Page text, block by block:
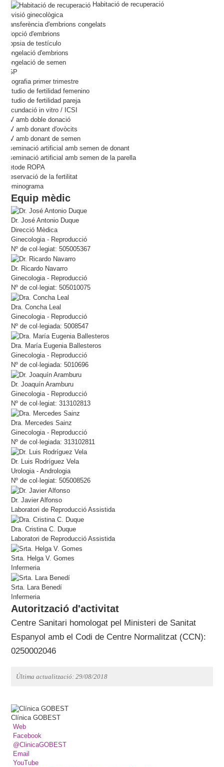
Habitació de recuperació
Revisió ginecològica
Transferència d'embrions congelats
Adopció d'embrions
Biopsia de testí­culo
Congelació d'embrions
Congelació de semen
DGP
Ecografia primer trimestre
Estudio de fertilidad femenino
Estudio de fertilidad pareja
Fecundació in vitro / ICSI
FIV amb doble donació
FIV amb donant d'ovòcits
FIV amb donant de semen
Inseminació artificial amb semen de donant
Inseminació artificial amb semen de la parella
Mètode ROPA
Preservació de la fertilitat
Seminograma
Equip mèdic
Dr. José Antonio Duque
Direcció Mèdica
Ginecologia - Reproducció
Nº de col·legiat: 505005367
Dr. Ricardo Navarro
Ginecologia - Reproducció
Nº de col·legiat: 505010075
Dra. Concha Leal
Ginecologia - Reproducció
Nº de col·legiada: 5008547
Dra. María Eugenia Ballesteros
Ginecologia - Reproducció
Nº de col·legiada: 5010696
Dr. Joaquín Aramburu
Ginecologia - Reproducció
Nº de col·legiat: 313102813
Dra. Mercedes Sainz
Ginecologia - Reproducció
Nº de col·legiada: 313102811
Dr. Luis Rodríguez Vela
Urologia - Andrologia
Nº de col·legiat: 505008526
Dr. Javier Alfonso
Laboratori de Reproducció Assistida
Dra. Cristina C. Duque
Laboratori de Reproducció Assistida
Srta. Helga V. Gomes
Infermeria
Srta. Lara Benedí
Infermeria
Autorització d'activitat
Centre Sanitari homologat pel Ministeri de Sanitat
Espanyol amb el Codi de Centre Normalitzat (CCN):
0250002046
Última actualització: 29/08/2018
Clínica GOBEST
Web
Facebook
@ClinicaGOBEST
Email
YouTube